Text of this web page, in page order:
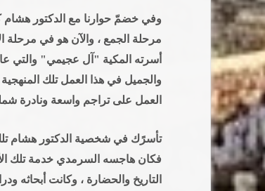
مرحلة الجمع ، والآن هو في مرحلة
والجميل في هذا العمل تلك
العمل على تراجم واسعة ونادرة شملت في
تأسرًك في شخصية الدكتور هشام تلك
فكان هاجسه السرمدي خدمة تلك
التاريخ والحضارة ، وكانت أبحاثه